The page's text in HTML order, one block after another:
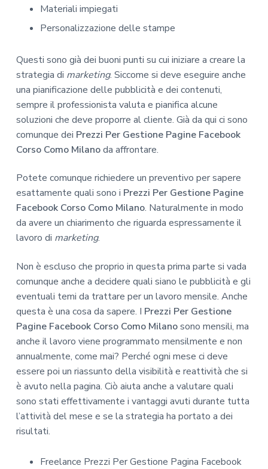
Materiali impiegati
Personalizzazione delle stampe
Questi sono già dei buoni punti su cui iniziare a creare la
strategia di marketing. Siccome si deve eseguire anche
una pianificazione delle pubblicità e dei contenuti,
sempre il professionista valuta e pianifica alcune
soluzioni che deve proporre al cliente. Già da qui ci sono
comunque dei Prezzi Per Gestione Pagine Facebook
Corso Como Milanoda affrontare.
Potete comunque richiedere un preventivo per sapere
esattamente quali sono i Prezzi Per Gestione Pagine
Facebook Corso Como Milano. Naturalmente in modo
da avere un chiarimento che riguarda espressamente il
lavoro di marketing.
Non è escluso che proprio in questa prima parte si vada
comunque anche a decidere quali siano le pubblicità e gli
eventuali temi da trattare per un lavoro mensile. Anche
questa è una cosa da sapere. I Prezzi Per Gestione
Pagine Facebook Corso Como Milanosono mensili, ma
anche il lavoro viene programmato mensilmente e non
annualmente, come mai? Perché ogni mese ci deve
essere poi un riassunto della visibilità e reattività che si
è avuto nella pagina. Ciò aiuta anche a valutare quali
sono stati effettivamente i vantaggi avuti durante tutta
l’attività del mese e se la strategia ha portato a dei
risultati.
Freelance Prezzi Per Gestione Pagina Facebook